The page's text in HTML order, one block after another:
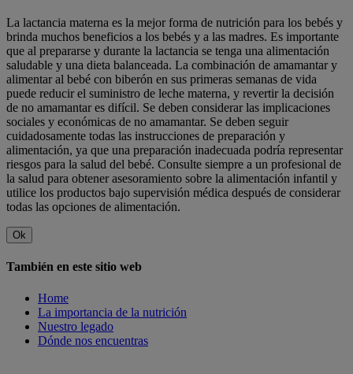
La lactancia materna es la mejor forma de nutrición para los bebés y
brinda muchos beneficios a los bebés y a las madres. Es importante
que al prepararse y durante la lactancia se tenga una alimentación
saludable y una dieta balanceada. La combinación de amamantar y
alimentar al bebé con biberón en sus primeras semanas de vida
puede reducir el suministro de leche materna, y revertir la decisión
de no amamantar es difícil. Se deben considerar las implicaciones
sociales y económicas de no amamantar. Se deben seguir
cuidadosamente todas las instrucciones de preparación y
alimentación, ya que una preparación inadecuada podría representar
riesgos para la salud del bebé. Consulte siempre a un profesional de
la salud para obtener asesoramiento sobre la alimentación infantil y
utilice los productos bajo supervisión médica después de considerar
todas las opciones de alimentación.
Ok
También en este sitio web
Home
La importancia de la nutrición
Nuestro legado
Dónde nos encuentras